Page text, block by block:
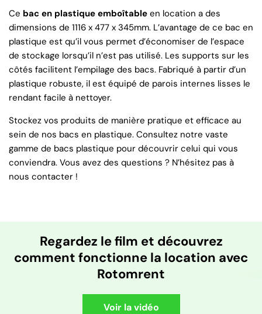
Ce bac en plastique emboîtable en location a des
dimensions de 1116 x 477 x 345mm. L’avantage de ce bac en
plastique est qu’il vous permet d’économiser de l’espace
de stockage lorsqu’il n’est pas utilisé. Les supports sur les
côtés facilitent l’empilage des bacs. Fabriqué à partir d’un
plastique robuste, il est équipé de parois internes lisses le
rendant facile à nettoyer.
Stockez vos produits de manière pratique et efficace au
sein de nos bacs en plastique. Consultez notre vaste
gamme de bacs plastique pour découvrir celui qui vous
conviendra. Vous avez des questions ? N’hésitez pas à
nous contacter !
Regardez le film et découvrez
comment fonctionne la location avec
Rotomrent
Voir la vidéo